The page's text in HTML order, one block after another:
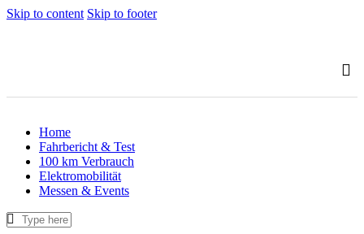
Skip to content Skip to footer
Home
Fahrbericht & Test
100 km Verbrauch
Elektromobilität
Messen & Events